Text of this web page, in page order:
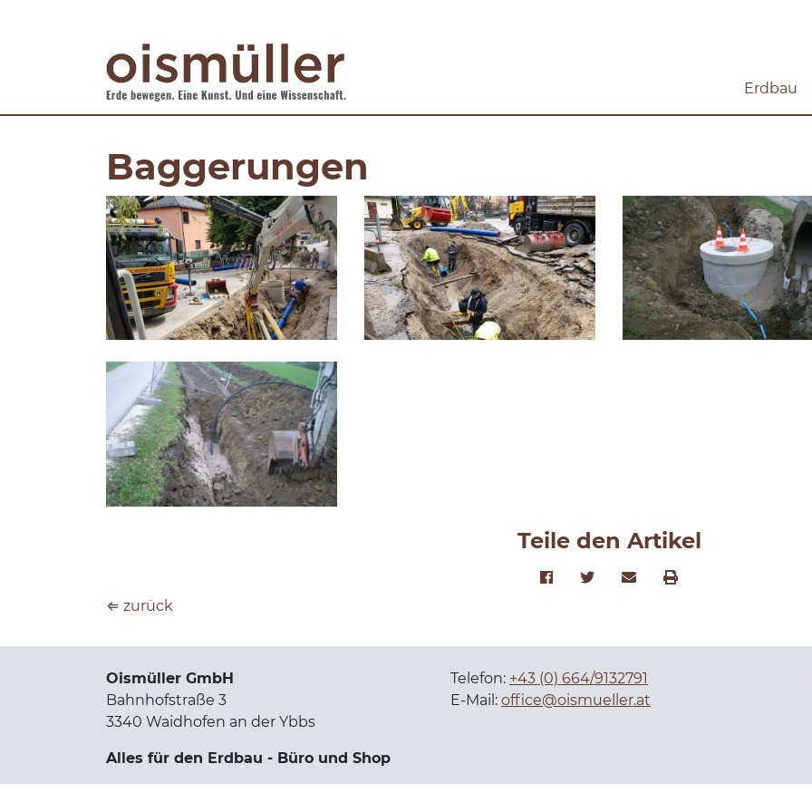
Erdbau
Baggerungen
Teile den Artikel
⇐ zurück
Oismüller GmbH
Bahnhofstraße 3
3340 Waidhofen an der Ybbs
Alles für den Erdbau - Büro und Shop
Telefon: +43 (0) 664/9132791
E-Mail: office@oismueller.at